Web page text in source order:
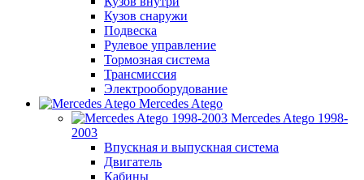
Кузов снаружи
Подвеска
Рулевое управление
Тормозная система
Трансмиссия
Электрооборудование
Mercedes Atego
Mercedes Atego 1998-
2003
Впускная и выпускная система
Двигатель
Кабины